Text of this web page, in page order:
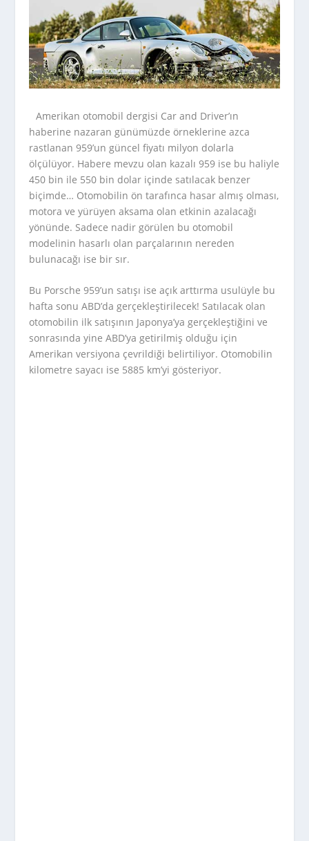
Amerikan otomobil dergisi Car and Driver’ın
haberine nazaran günümüzde örneklerine azca
rastlanan 959’un güncel fiyatı milyon dolarla
ölçülüyor. Habere mevzu olan kazalı 959 ise bu haliyle
450 bin ile 550 bin dolar içinde satılacak benzer
biçimde… Otomobilin ön tarafınca hasar almış olması,
motora ve yürüyen aksama olan etkinin azalacağı
yönünde. Sadece nadir görülen bu otomobil
modelinin hasarlı olan parçalarının nereden
bulunacağı ise bir sır.
Bu Porsche 959’un satışı ise açık arttırma usulüyle bu
hafta sonu ABD’da gerçekleştirilecek! Satılacak olan
otomobilin ilk satışının Japonya’ya gerçekleştiğini ve
sonrasında yine ABD’ya getirilmiş olduğu için
Amerikan versiyona çevrildiği belirtiliyor. Otomobilin
kilometre sayacı ise 5885 km’yi gösteriyor.